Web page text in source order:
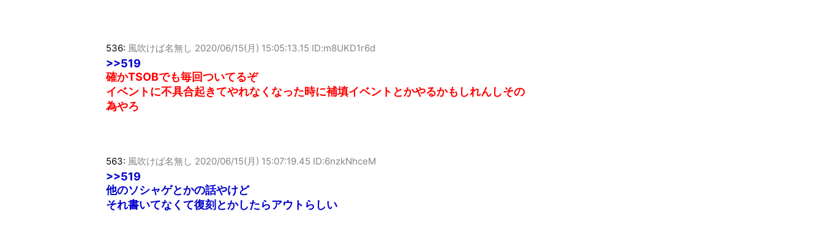
536: 風吹けば名無し 2020/06/15(月) 15:05:13.15 ID:m8UKD1r6d
>>519
確かTSOBでも毎回ついてるぞ
イベントに不具合起きてやれなくなった時に補填イベントとかやるかもしれんしその
為やろ
563: 風吹けば名無し 2020/06/15(月) 15:07:19.45 ID:6nzkNhceM
>>519
他のソシャゲとかの話やけど
それ書いてなくて復刻とかしたらアウトらしい